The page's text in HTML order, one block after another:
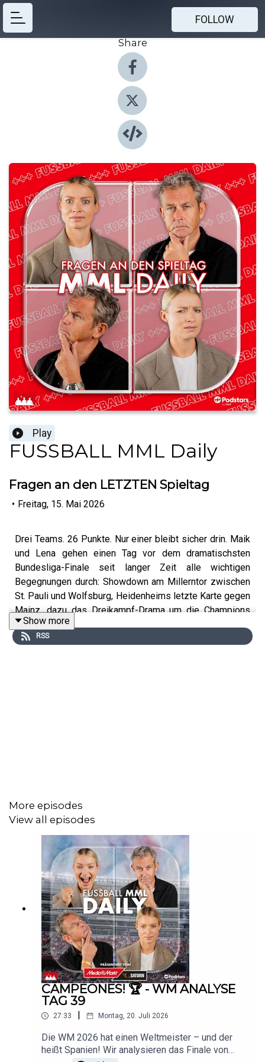
FOLLOW
Share
Play
FUSSBALL MML Daily
Fragen an den LETZTEN Spieltag
• Freitag, 15. Mai 2026
Drei Teams. 26 Punkte. Nur einer bleibt sicher drin. Maik
und Lena gehen einen Tag vor dem dramatischsten
Bundesliga-Finale seit langer Zeit alle wichtigen
Begegnungen durch: Showdown am Millerntor zwischen
St. Pauli und Wolfsburg, Heidenheims letzte Karte gegen
Mainz, dazu das Dreikampf-Drama um die Champions
League zwischen Stuttgart, Hoffenheim und Leverkusen.
Außerdem: Wer steigt mit Schalke in die Bundesliga auf?
Show more
RSS
More episodes
View all episodes
CAMPEONES! 🏆 - WM ANALYSE
TAG 39
27:33 Montag, 20. Juli 2026
Die WM 2026 hat einen Weltmeister – und der
heißt Spanien! Wir analysieren das Finale von